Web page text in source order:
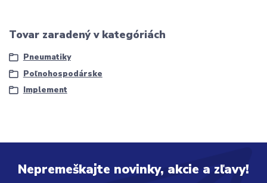
Tovar zaradený v kategóriách
Pneumatiky
Poľnohospodárske
Implement
Nepremeškajte novinky, akcie a zľavy!